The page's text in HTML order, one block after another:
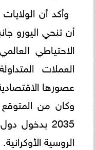
وأكد أن
أن تنحي اليورو
العملات
عصورها
2035 بدخول
الروسية الأوكرانية.